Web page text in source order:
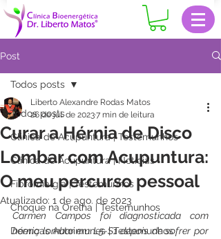
Post
Todos posts
Clinica de Acupuntura | Testemunhos
Clinica de Acupuntura | Notícias
Fibromialgia | Testemunhos
Choque na Orelha | Testemunhos
Doenças Autoimunes | Testemunhos
Todos posts
Curar a Hérnia de Disco
Lombar com Acupuntura:
O meu percurso pessoal
Liberto Alexandre Rodas Matos
26 de jul. de 20237 min de leitura
Atualizado: 1 de ago. de 2023
Carmen Campos foi diagnosticada com
hérnia lombar em L5-S1 depois de sofrer por